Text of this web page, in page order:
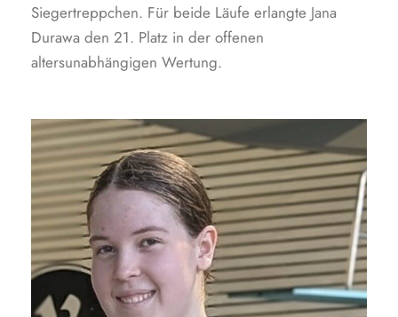
Siegertreppchen. Für beide Läufe erlangte Jana
Durawa den 21. Platz in der offenen
altersunabhängigen Wertung.